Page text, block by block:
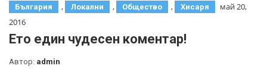
България , Локални , Общество , Хисаря
май 20,
2016
Ето един чудесен коментар!
Автор: admin